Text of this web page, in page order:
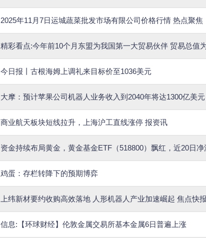
2025年11月7日运城蔬菜批发市场有限公司价格行情 热点聚焦
精彩看点:今年前10个月东盟为我国第一大贸易伙伴 贸易总值
今日报丨古根海姆上调礼来目标价至1036美元
大摩：预计苹果公司机器人业务收入到2040年将达1300亿美
商业航天板块短线拉升，上海沪工直线涨停 报资讯
资金持续布局黄金，黄金基金ETF（518800）飘红，近20日
鸡蛋：存栏转降下的预期博弈
上纬新材要约收购高效落地 人形机器人产业加速崛起 焦点快报
信息:【环球财经】伦敦金属交易所基本金属6日普遍上涨